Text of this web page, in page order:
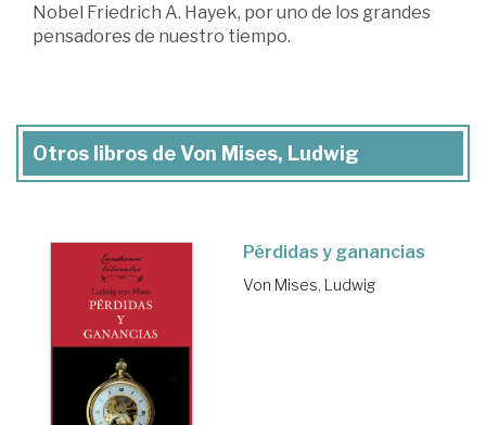
Nobel Friedrich A. Hayek, por uno de los grandes
pensadores de nuestro tiempo.
Otros libros de Von Mises, Ludwig
Pérdidas y ganancias
Von Mises, Ludwig